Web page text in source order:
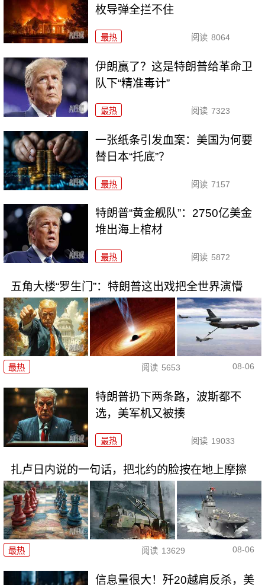
枚导弹全拦不住
最热 阅读 8064
伊朗赢了？这是特朗普给革命卫
队下“精准毒计”
最热 阅读 7323
一张纸条引发血案：美国为何要
替日本“托底”？
最热 阅读 7157
特朗普“黄金舰队”：2750亿美金
堆出海上棺材
最热 阅读 5872
五角大楼“罗生门”：特朗普这出戏把全世界演懵
最热 阅读 5653 08-06
特朗普扔下两条路，波斯都不
选，美军机又被揍
最热 阅读 19033
扎卢日内说的一句话，把北约的脸按在地上摩擦
最热 阅读 13629 08-06
信息量很大！歼20越肩反杀，美